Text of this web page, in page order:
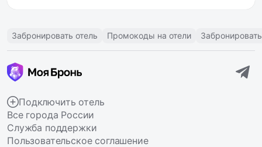
Забронировать отель Промокоды на отели
Подключить отель
Все города России
Служба поддержки
Пользовательское соглашение